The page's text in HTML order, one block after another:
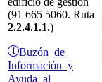
(91 665 5060. Ruta
2.2.4.1.1.)
Buzón de
Información y
Ayuda al